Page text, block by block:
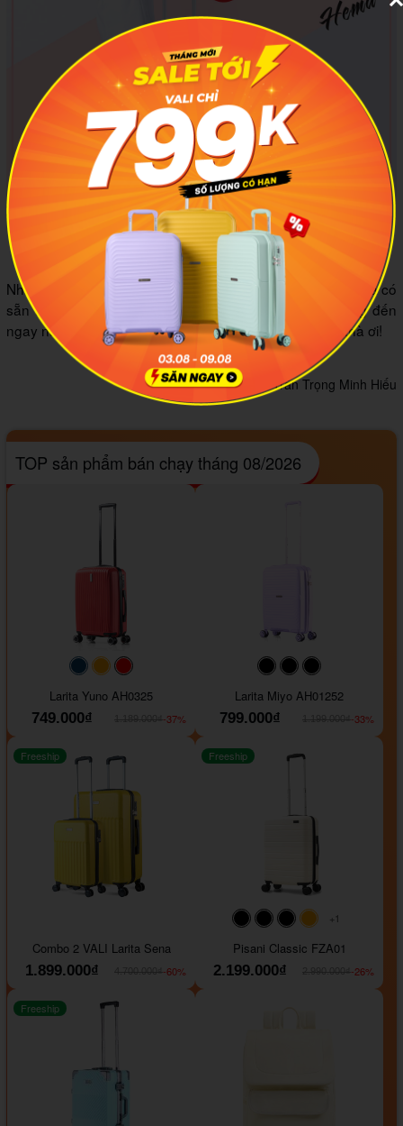
Cùng đến ngay MIA.vn săn vali thôi nào!
Nhanh nhanh lên nào, ngày 14/3 "sát đít" rồi Kakashi Hema có
sẵn tại các hệ thống siêu thị đây! Chờ đợi gì mà không đến
ngay nào! MIA mở cửa từ 8h - 22h hằng ngày nhé cả nhà ơi!
Tác giả:Trần Trọng Minh Hiếu
TOP sản phẩm bán chạy tháng 08/2026
#093f69#ffa500
Larita Yuno AH0325
749.000₫
-37%
#000000#000000
Larita Miyo AH01252
799.000₫
-33%
Freeship
Combo 2 VALI Larita Sena
1.899.000₫
-60%
#000000#000000
#000000
#ffa500
+1
Freeship
Pisani Classic FZA01
2.199.000₫
-26%
Freeship